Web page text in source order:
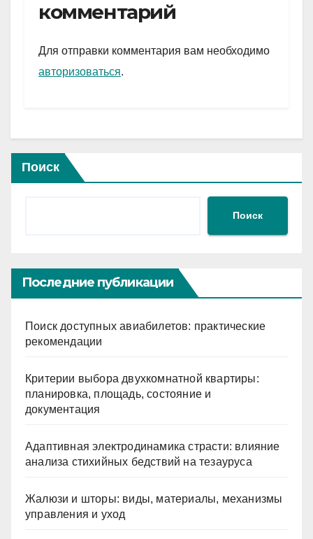
a
m
A
p
и
комментарий
Для отправки комментария вам необходимо
авторизоваться.
Поиск
Поиск
Последние публикации
Поиск доступных авиабилетов: практические
рекомендации
Критерии выбора двухкомнатной квартиры:
планировка, площадь, состояние и
документация
Адаптивная электродинамика страсти: влияние
анализа стихийных бедствий на тезауруса
Жалюзи и шторы: виды, материалы, механизмы
управления и уход